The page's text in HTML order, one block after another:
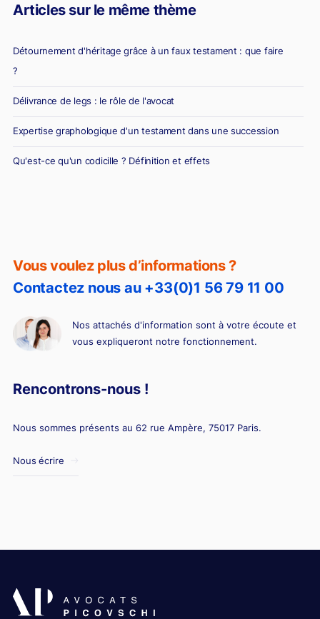
Vous voulez plus d’informations ?
Contactez nous au +33(0)1 56 79 11 00
Nos attachés d'information sont à votre écoute et
vous expliqueront notre fonctionnement.
Rencontrons-nous !
Nous sommes présents au 62 rue Ampère, 75017 Paris.
Nous écrire
Articles sur le même thème
Détournement d'héritage grâce à un faux testament : que faire
?
Délivrance de legs : le rôle de l'avocat
Expertise graphologique d'un testament dans une succession
Qu'est-ce qu'un codicille ? Définition et effets